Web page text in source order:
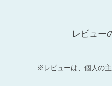
レビュー
※レビューは、個人の主